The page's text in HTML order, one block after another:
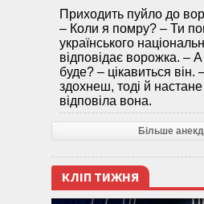
Приходить пуйло до
– Коли я помру? – Ти
українського
відповідає ворожка. –
буде? – цікавиться він.
здохнеш, тоді й
відповіла вона.
Більше
КЛІП ТИЖНЯ